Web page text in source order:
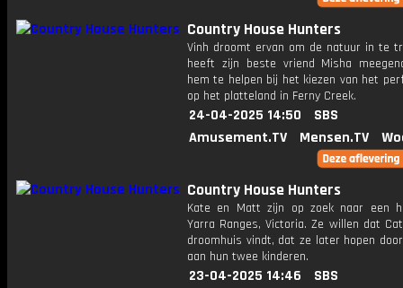
Country House Hunters
Vinh droomt ervan om de natuur in te
heeft zijn beste vriend Misha
hem te helpen bij het kiezen van het
op het platteland in Ferny Creek.
24-04-2025 14:50
SBS
Amusement.TV
Mensen.TV
Country House Hunters
Kate en Matt zijn op zoek naar een
Yarra Ranges, Victoria. Ze willen dat
droomhuis vindt, dat ze later hopen
aan hun twee kinderen.
23-04-2025 14:46
SBS